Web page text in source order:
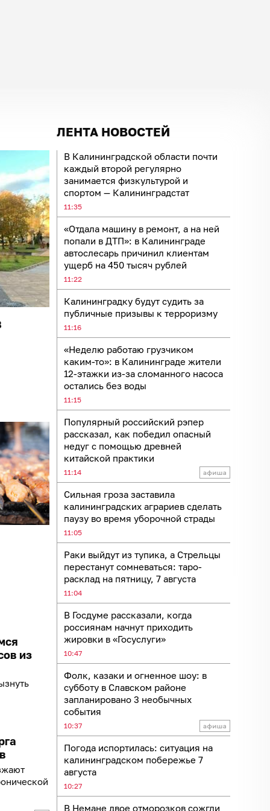
ЛЕНТА НОВОСТЕЙ
В Калининградской области почти
каждый второй регулярно
занимается физкультурой и
спортом — Калининградстат
11:35
«Отдала машину в ремонт, а на ней
попали в ДТП»: в Калининграде
автослесарь причинил клиентам
ущерб на 450 тысяч рублей
11:22
Калининградку будут судить за
публичные призывы к терроризму
11:16
«Неделю работаю грузчиком
каким-то»: в Калининграде жители
12-этажки из-за сломанного насоса
остались без воды
11:15
Популярный российский рэпер
рассказал, как победил опасный
недуг с помощью древней
китайской практики
11:14
Сильная гроза заставила
калининградских аграриев сделать
паузу во время уборочной страды
11:05
Раки выйдут из тупика, а Стрельцы
перестанут сомневаться: таро-
расклад на пятницу, 7 августа
11:04
В Госдуме рассказали, когда
россиянам начнут приходить
жировки в «Госуслуги»
10:47
Фолк, казаки и огненное шоу: в
субботу в Славском районе
запланировано 3 необычных
события
10:37
Погода испортилась: ситуация на
калининградском побережье 7
августа
10:27
В Немане двое отморозков сожгли
из